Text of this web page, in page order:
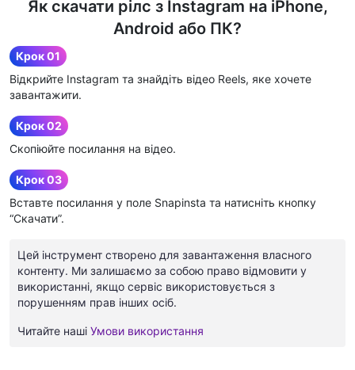
Як скачати рілс з Instagram на iPhone,
Android або ПК?
Крок 01
Відкрийте Instagram та знайдіть відео Reels, яке хочете
завантажити.
Крок 02
Скопіюйте посилання на відео.
Крок 03
Вставте посилання у поле Snapinsta та натисніть кнопку
“Скачати”.
Цей інструмент створено для завантаження власного
контенту. Ми залишаємо за собою право відмовити у
використанні, якщо сервіс використовується з
порушенням прав інших осіб.
Читайте наші Умови використання